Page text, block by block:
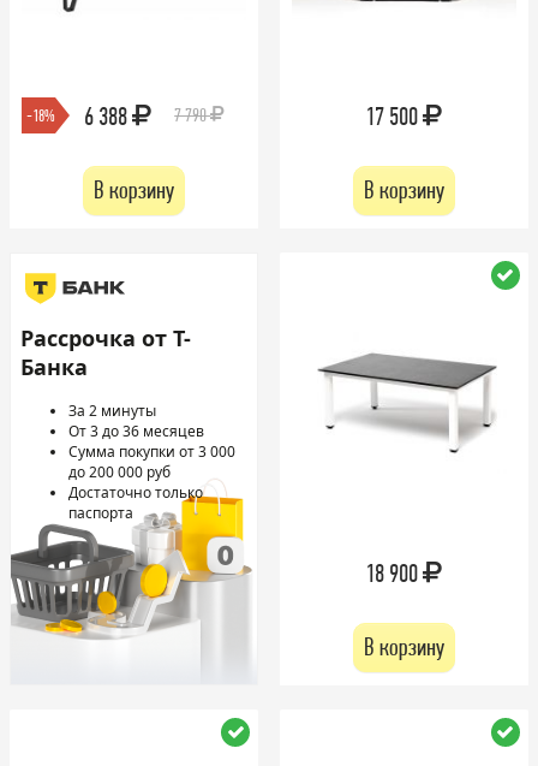
-18% 6 388 7 790
В корзину
17 500
В корзину
Рассрочка от Т-
Банка
За 2 минуты
От 3 до 36 месяцев
Сумма покупки от 3 000
до 200 000 руб
Достаточно только
паспорта
18 900
В корзину